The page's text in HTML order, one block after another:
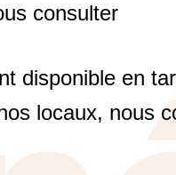
consulter
disponible en
locaux, nous